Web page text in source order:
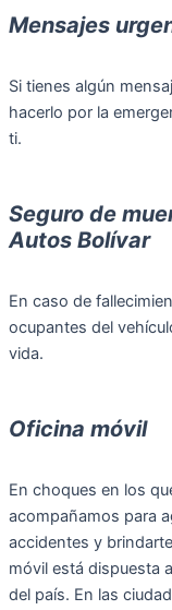
Mensajes
Si tienes algún
hacerlo por la
ti.
Seguro de
Autos Bolívar
En caso de
ocupantes del
vida.
Oficina móvil
En choques en los
acompañamos para
accidentes y
móvil está dispuesta
del país. En las